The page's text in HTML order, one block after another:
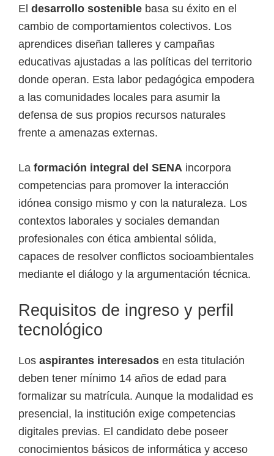
El desarrollo sostenible basa su éxito en el
cambio de comportamientos colectivos. Los
aprendices diseñan talleres y campañas
educativas ajustadas a las políticas del territorio
donde operan. Esta labor pedagógica empodera
a las comunidades locales para asumir la
defensa de sus propios recursos naturales
frente a amenazas externas.
La formación integral del SENA incorpora
competencias para promover la interacción
idónea consigo mismo y con la naturaleza. Los
contextos laborales y sociales demandan
profesionales con ética ambiental sólida,
capaces de resolver conflictos socioambientales
mediante el diálogo y la argumentación técnica.
Requisitos de ingreso y perfil
tecnológico
Los aspirantes interesados en esta titulación
deben tener mínimo 14 años de edad para
formalizar su matrícula. Aunque la modalidad es
presencial, la institución exige competencias
digitales previas. El candidato debe poseer
conocimientos básicos de informática y acceso